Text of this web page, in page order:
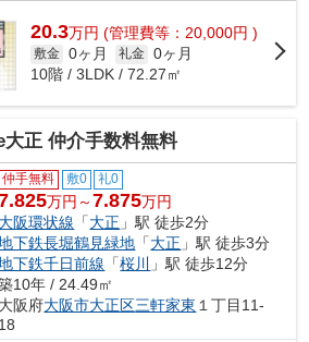
20.3万円 (管理費等：20,000円 )
敷金 0ヶ月 礼金 0ヶ月
10階 / 3LDK / 72.27㎡
大正 仲介手数料無料
仲手無料 敷0 礼0
万円～7.875万円
大阪環状線 「大正 」駅 徒歩2分
下鉄長堀鶴見緑地 「大正 」駅 徒歩3分
下鉄千日前線 「桜川 」駅 徒歩12分
10年 / 24.49㎡
大阪府大阪市大正区三軒家東 １丁目11-
18